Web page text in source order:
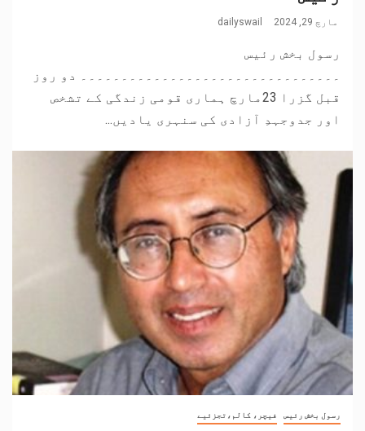
مارچ 29, 2024 dailyswail
رسول بخش رئیس
۔۔۔۔۔۔۔۔۔۔۔۔۔۔۔۔۔۔۔۔۔۔۔۔۔۔۔۔۔۔۔۔ دو روز
قبل گزرا 23مارچ ہماری قومی زندگی کے تشخص
اور جدوجہدِ آزادی کی سنہری یادیں...
رسول بخش رئیس فیچر، کالم،تجزئیے